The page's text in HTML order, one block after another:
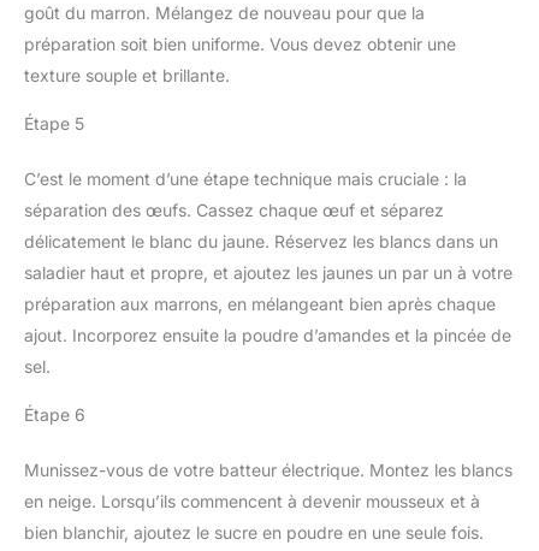
goût du marron. Mélangez de nouveau pour que la
préparation soit bien uniforme. Vous devez obtenir une
texture souple et brillante.
Étape 5
C’est le moment d’une étape technique mais cruciale : la
séparation des œufs. Cassez chaque œuf et séparez
délicatement le blanc du jaune. Réservez les blancs dans un
saladier haut et propre, et ajoutez les jaunes un par un à votre
préparation aux marrons, en mélangeant bien après chaque
ajout. Incorporez ensuite la poudre d’amandes et la pincée de
sel.
Étape 6
Munissez-vous de votre batteur électrique. Montez les blancs
en neige. Lorsqu’ils commencent à devenir mousseux et à
bien blanchir, ajoutez le sucre en poudre en une seule fois.